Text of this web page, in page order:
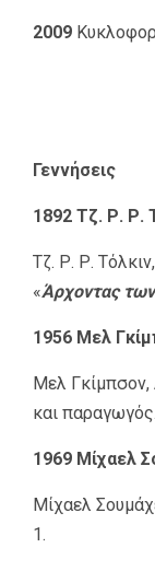
2009
Γεννήσεις
1892 Τζ. Ρ. Ρ.
Τζ. Ρ. Ρ.
«Άρχοντας
1956 Μελ
Μελ Γκίμπσον,
και παραγωγός.
1969 Μίχαελ
Μίχαελ
1.